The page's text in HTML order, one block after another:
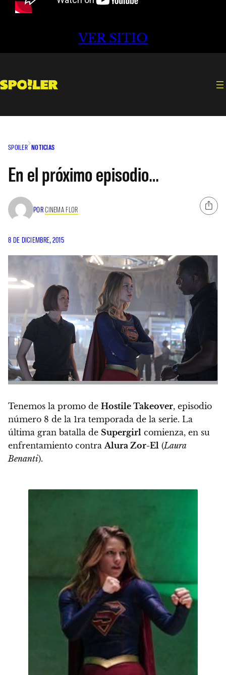
VER SITIO
SPOILER NOTICIAS
En el próximo episodio…
PORCINEMA FLOR
8 DE DICIEMBRE, 2015
Tenemos la promo de Hostile Takeover, episodio
número 8 de la 1ra temporada de la serie. La
última gran batalla de Supergirl comienza, en su
enfrentamiento contra Alura Zor-El (Laura
Benanti).